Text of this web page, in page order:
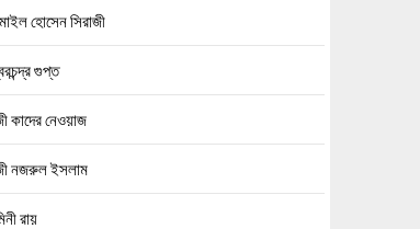
হোসেন সিরাজী
গুপ্ত
কাদের নেওয়াজ
নজরুল ইসলাম
রায়